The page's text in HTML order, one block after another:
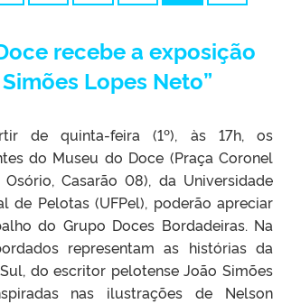
recebe a exposição
Lopes Neto”
de quinta-feira (1º), às 17h, os
do Museu do Doce (Praça Coronel
Osório, Casarão 08), da Universidade
de Pelotas (UFPel), poderão apreciar
do Grupo Doces Bordadeiras. Na
representam as histórias da
do escritor pelotense João Simões
nas ilustrações de Nelson